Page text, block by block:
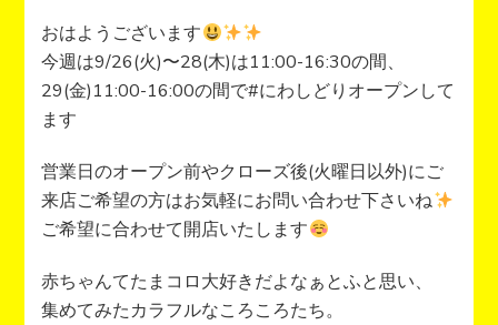
おはようございます
今週は9/26(火)〜28(木)は11:00-16:30の間、
29(金)11:00-16:00の間で#にわしどりオープンして
ます
営業日のオープン前やクローズ後(火曜日以外)にご
来店ご希望の方はお気軽にお問い合わせ下さいね
ご希望に合わせて開店いたします
赤ちゃんてたまコロ大好きだよなぁとふと思い、
集めてみたカラフルなころころたち。